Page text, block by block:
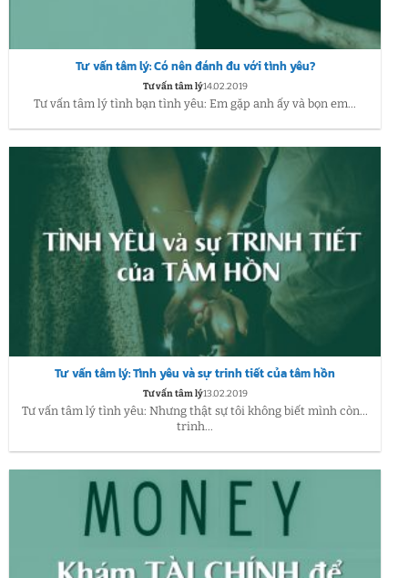
Tư vấn tâm lý: Có nên đánh đu với tình yêu?
Tư vấn tâm lý14.02.2019
Tư vấn tâm lý tình bạn tình yêu: Em gặp anh ấy và bọn em...
Tư vấn tâm lý: Tình yêu và sự trinh tiết của tâm hồn
Tư vấn tâm lý13.02.2019
Tư vấn tâm lý tình yêu: Nhưng thật sự tôi không biết mình còn…
trinh...